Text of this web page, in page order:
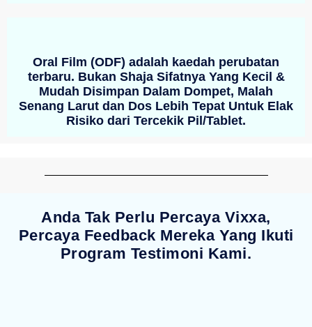
Oral Film (ODF) adalah kaedah perubatan
terbaru. Bukan Shaja Sifatnya Yang Kecil &
Mudah Disimpan Dalam Dompet, Malah
Senang Larut dan Dos Lebih Tepat Untuk Elak
Risiko dari Tercekik Pil/Tablet.
Anda Tak Perlu Percaya Vixxa,
Percaya Feedback Mereka Yang Ikuti
Program Testimoni Kami.